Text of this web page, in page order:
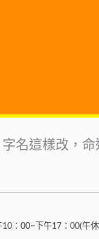
名這樣改，
：00~下午17：00(午